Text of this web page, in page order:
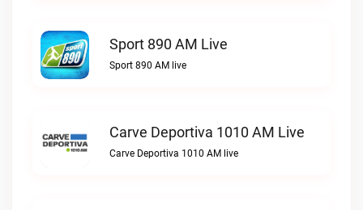
Sport 890 AM Live
Sport 890 AM live
Carve Deportiva 1010 AM Live
Carve Deportiva 1010 AM live